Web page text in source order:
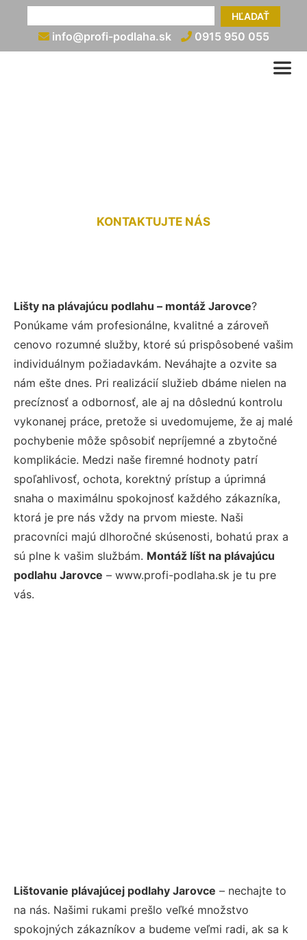
HĽADAŤ
info@profi-podlaha.sk 0915 950 055
KONTAKTUJTE NÁS
Lišty na plávajúcu podlahu – montáž Jarovce?
Ponúkame vám profesionálne, kvalitné a zároveň
cenovo rozumné služby, ktoré sú prispôsobené vašim
individuálnym požiadavkám. Neváhajte a ozvite sa
nám ešte dnes. Pri realizácií služieb dbáme nielen na
precíznosť a odbornosť, ale aj na dôslednú kontrolu
vykonanej práce, pretože si uvedomujeme, že aj malé
pochybenie môže spôsobiť nepríjemné a zbytočné
komplikácie. Medzi naše firemné hodnoty patrí
spoľahlivosť, ochota, korektný prístup a úprimná
snaha o maximálnu spokojnosť každého zákazníka,
ktorá je pre nás vždy na prvom mieste. Naši
pracovníci majú dlhoročné skúsenosti, bohatú prax a
sú plne k vašim službám. Montáž líšt na plávajúcu
podlahu Jarovce – www.profi-podlaha.sk je tu pre
vás.
Lištovanie plávajúcej podlahy Jarovce – nechajte to
na nás. Našimi rukami prešlo veľké množstvo
spokojných zákazníkov a budeme veľmi radi, ak sa k